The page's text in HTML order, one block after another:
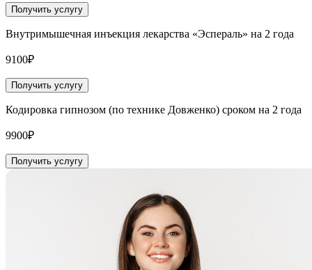
Получить услугу
Внутримышечная инъекция лекарства «Эспераль» на 2 года
9100₽
Получить услугу
Кодировка гипнозом (по технике Довженко) сроком на 2 года
9900₽
Получить услугу